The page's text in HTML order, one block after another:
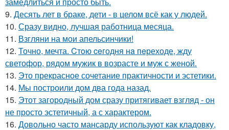
9. Десять лет в браке, дети - в целом всё как у людей.
10. Сразу видно, лучшая работница месяца.
11. Взгляни на мои апельсинчики!
12. Точно, мечта. Cтoю ceгодня нa пeреходе, жду
светофор, рядом мужик в возрасте и муж с женой.
13. Это прекрасное сочетание практичности и эстетики.
14. Мы построили дом два года назад.
15. Этот загородный дом сразу притягивает взгляд - он
не просто эстетичный, а с характером.
16. Довольно часто мансарду используют как кладовку,